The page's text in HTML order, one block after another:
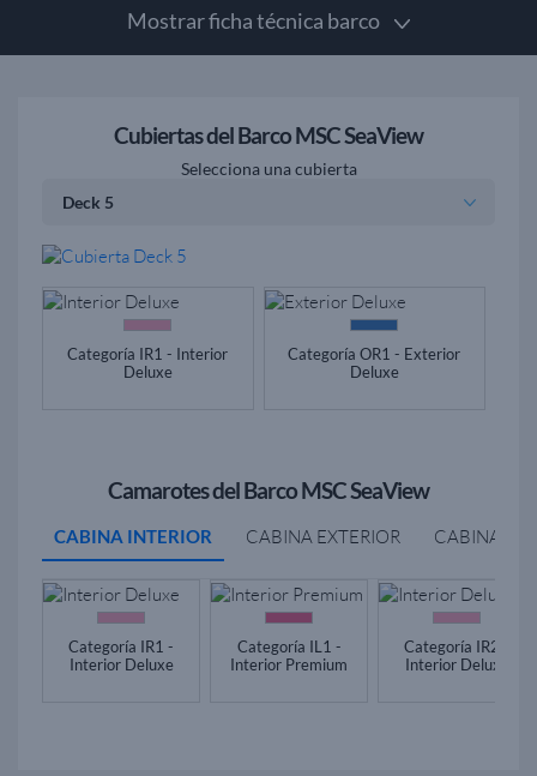
Mostrar ficha técnica barco
Cubiertas del Barco MSC SeaView
Selecciona una cubierta
Categoría IR1 - Interior
Deluxe
Categoría OR1 - Exterior
Deluxe
Camarotes del Barco MSC SeaView
CABINA INTERIOR CABINA EXTERIOR CABINA
Categoría IR1 -
Interior Deluxe
Categoría IL1 -
Interior Premium
Categoría IR2 -
Interior Deluxe